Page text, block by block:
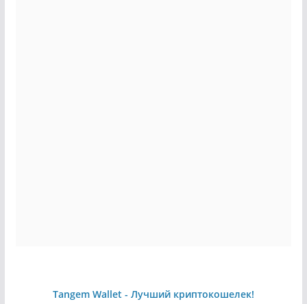
Tangem Wallet - Лучший криптокошелек!